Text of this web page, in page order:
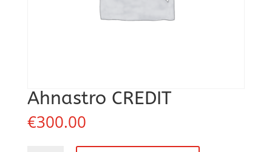
Ahnastro CREDIT
€300.00